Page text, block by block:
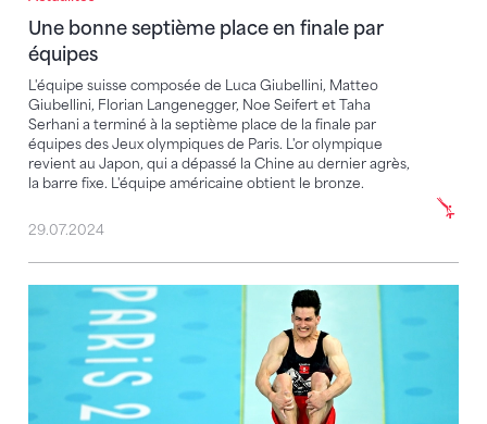
Une bonne septième place en finale par
équipes
L'équipe suisse composée de Luca Giubellini, Matteo
Giubellini, Florian Langenegger, Noe Seifert et Taha
Serhani a terminé à la septième place de la finale par
équipes des Jeux olympiques de Paris. L'or olympique
revient au Japon, qui a dépassé la Chine au dernier agrès,
la barre fixe. L'équipe américaine obtient le bronze.
29.07.2024
Qualification pour la finale par équipes grâce à une